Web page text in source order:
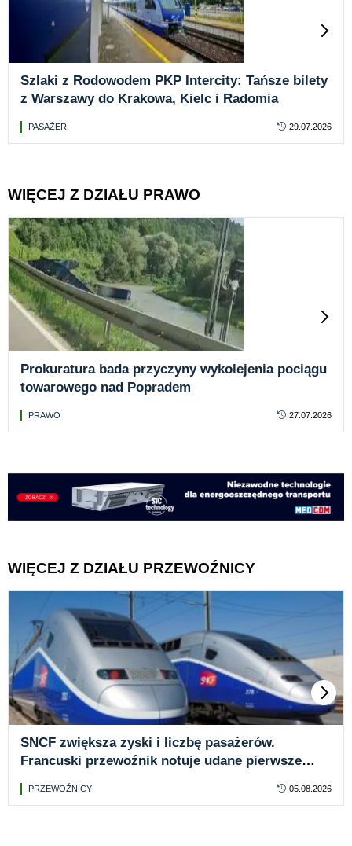
Szlaki z Rodowodem PKP Intercity: Tańsze bilety
z Warszawy do Krakowa, Kielc i Radomia
PASAŻER 29.07.2026
WIĘCEJ Z DZIAŁU PRAWO
Prokuratura bada przyczyny wykolejenia pociągu
towarowego nad Popradem
PRAWO 27.07.2026
WIĘCEJ Z DZIAŁU PRZEWOŹNICY
SNCF zwiększa zyski i liczbę pasażerów.
Francuski przewoźnik notuje udane pierwsze
PRZEWOŹNICY 05.08.2026